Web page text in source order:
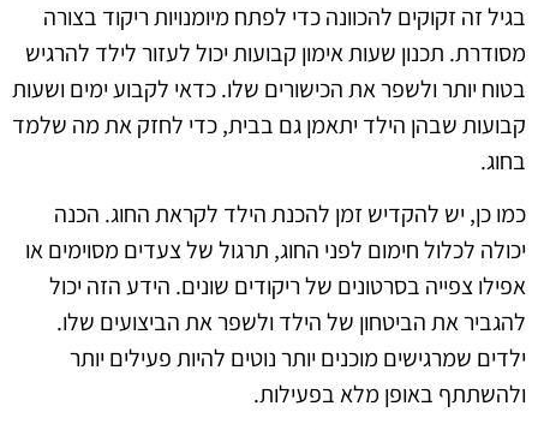
בגיל זה זקוקים להכוונה כדי לפתח מיומנויות ריקוד בצורה
מסודרת. תכנון שעות אימון קבועות יכול לעזור לילד להרגיש
בטוח יותר ולשפר את הכישורים שלו. כדאי לקבוע ימים ושעות
קבועות שבהן הילד יתאמן גם בבית, כדי לחזק את מה שלמד
בחוג.
כמו כן, יש להקדיש זמן להכנת הילד לקראת החוג. הכנה
יכולה לכלול חימום לפני החוג, תרגול של צעדים מסוימים או
אפילו צפייה בסרטונים של ריקודים שונים. הידע הזה יכול
להגביר את הביטחון של הילד ולשפר את הביצועים שלו.
ילדים שמרגישים מוכנים יותר נוטים להיות פעילים יותר
ולהשתתף באופן מלא בפעילות.